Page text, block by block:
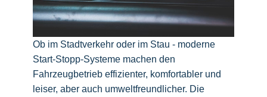
Ob im Stadtverkehr oder im Stau - moderne
Start-Stopp-Systeme machen den
Fahrzeugbetrieb effizienter, komfortabler und
leiser, aber auch umweltfreundlicher. Die